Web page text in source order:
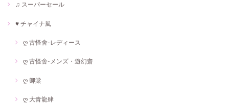
♫ スーパーセール
♥ チャイナ風
ღ 古怪舍-レディース
ღ 古怪舍-メンズ・遊幻齋
ღ 卿棠
ღ 大青龍肆